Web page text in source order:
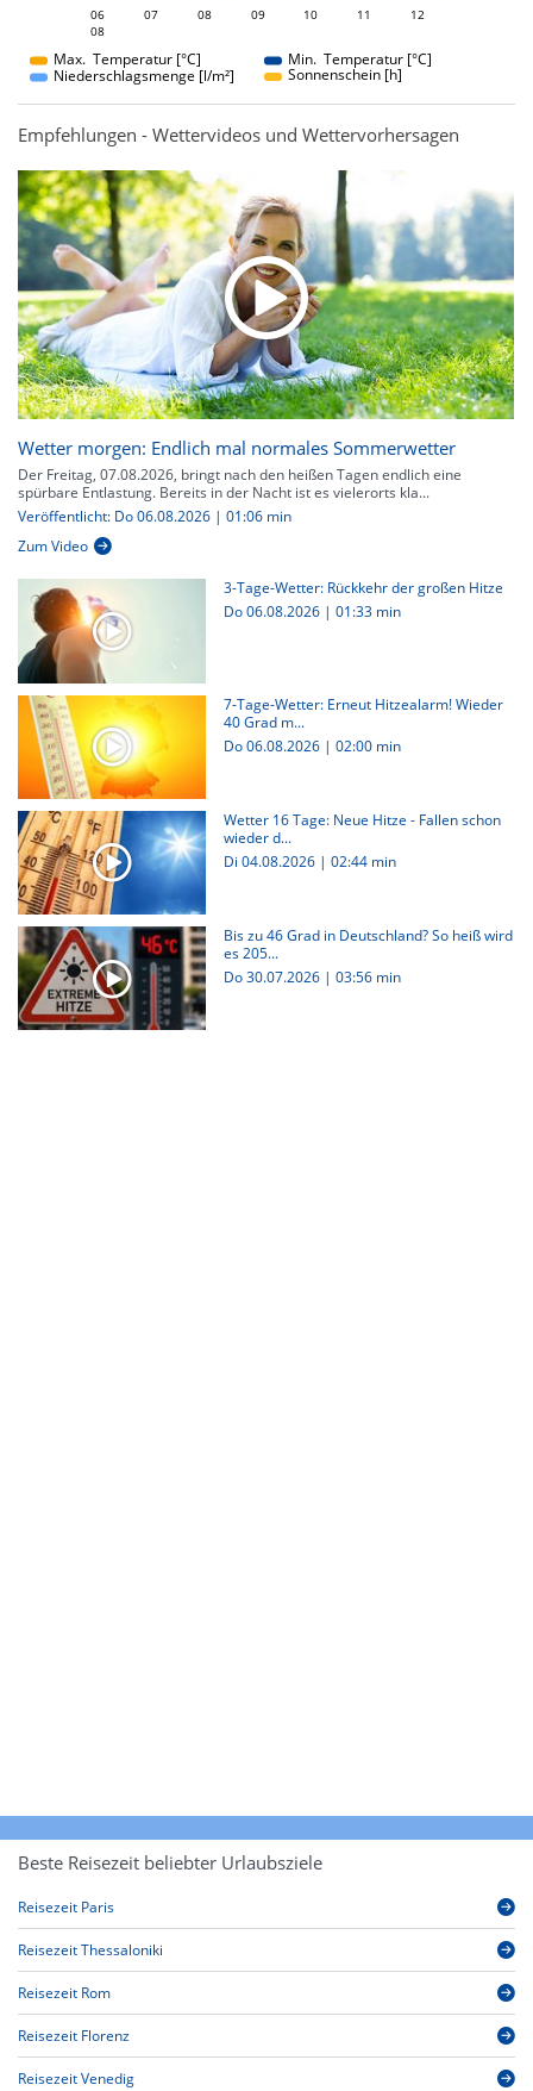
06
06
08
07 08 09 10 11 12
Max. Temperatur [°C]
Min. Temperatur [°C]
Niederschlagsmenge [l/m²]
Sonnenschein [h]
Empfehlungen - Wettervideos und Wettervorhersagen
Wetter morgen: Endlich mal normales Sommerwetter
Der Freitag, 07.08.2026, bringt nach den heißen Tagen endlich eine
spürbare Entlastung. Bereits in der Nacht ist es vielerorts kla...
Veröffentlicht: Do 06.08.2026 | 01:06 min
Zum Video
3-Tage-Wetter: Rückkehr der großen Hitze
Do 06.08.2026 | 01:33 min
7-Tage-Wetter: Erneut Hitzealarm! Wieder
40 Grad m...
Do 06.08.2026 | 02:00 min
Wetter 16 Tage: Neue Hitze - Fallen schon
wieder d...
Di 04.08.2026 | 02:44 min
Bis zu 46 Grad in Deutschland? So heiß wird
es 205...
Do 30.07.2026 | 03:56 min
Beste Reisezeit beliebter Urlaubsziele
Reisezeit Paris
Reisezeit Thessaloniki
Reisezeit Rom
Reisezeit Florenz
Reisezeit Venedig